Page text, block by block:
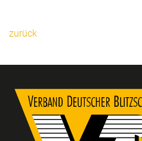
zurück